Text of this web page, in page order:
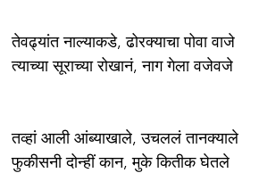
तेवढ्यांत नाल्याकडे, ढोरक्याचा पोवा वाजे
त्याच्या सूराच्या रोखानं, नाग गेला वजेवजे
तव्हां आली आंब्याखाले, उचललं तानक्याले
फुकीसनी दोन्हीं कान, मुके कितीक घेतले